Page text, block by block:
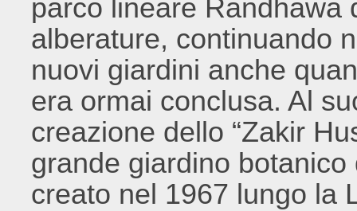
parco lineare Randhawa
alberature, continuando
nuovi giardini anche
era ormai conclusa. Al
creazione dello “Zakir
grande giardino botanico
creato nel 1967 lungo la